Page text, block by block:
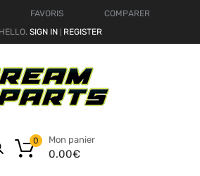
FAVORIS
COMPARER
HELLO. SIGN IN REGISTER
Mon panier
0.00€
0